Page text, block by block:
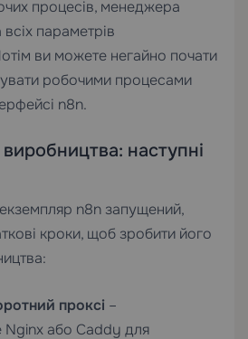
процесів, менеджера
параметрів
ви можете негайно почати
робочими процесами
n8n.
наступні
n8n запущений,
кроки, щоб зробити його
проксі –
Nginx або Caddy для